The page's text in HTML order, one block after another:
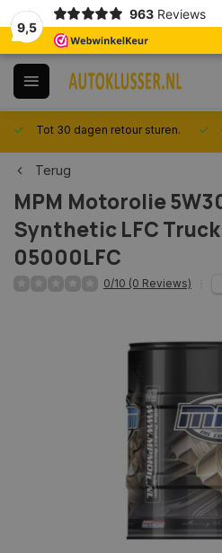
9,5
963 Reviews
Tot 30 dagen retour sturen.
Terug
MPM Motorolie
Synthetic LFC
05000LFC
0/10 (0 Reviews)